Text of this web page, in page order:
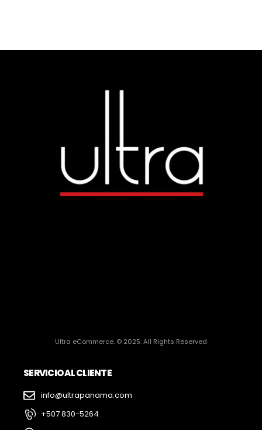
Ultra eCommerce. © 2025. All Rights Reserved
SERVICIO AL CLIENTE
info@ultrapanama.com
+507 830-5264